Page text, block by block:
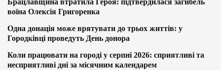
Брацлавщина втратила Героя: підтвердилася загибель
воїна Олексія Григоренка
Одна донація може врятувати до трьох життів: у
Городківці проведуть День донора
Коли працювати на городі у серпні 2026: сприятливі та
несприятливі дні за місячним календарем